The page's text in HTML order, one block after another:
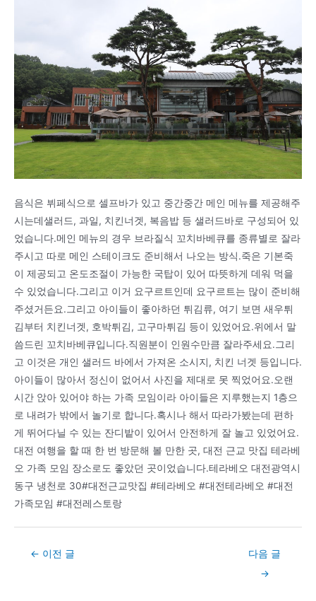
음식은 뷔페식으로 셀프바가 있고 중간중간 메인 메뉴를 제공해주
시는데샐러드, 과일, 치킨너겟, 복음밥 등 샐러드바로 구성되어 있
었습니다.메인 메뉴의 경우 브라질식 꼬치바베큐를 종류별로 잘라
주시고 따로 메인 스테이크도 준비해서 나오는 방식.죽은 기본죽
이 제공되고 온도조절이 가능한 국탑이 있어 따뜻하게 데워 먹을
수 있었습니다.그리고 이거 요구르트인데 요구르트는 많이 준비해
주셨거든요.그리고 아이들이 좋아하던 튀김류, 여기 보면 새우튀
김부터 치킨너겟, 호박튀김, 고구마튀김 등이 있었어요.위에서 말
씀드린 꼬치바베큐입니다.직원분이 인원수만큼 잘라주세요.그리
고 이것은 개인 샐러드 바에서 가져온 소시지, 치킨 너겟 등입니다.
아이들이 많아서 정신이 없어서 사진을 제대로 못 찍었어요.오랜
시간 앉아 있어야 하는 가족 모임이라 아이들은 지루했는지 1층으
로 내려가 밖에서 놀기로 합니다.혹시나 해서 따라가봤는데 편하
게 뛰어다닐 수 있는 잔디밭이 있어서 안전하게 잘 놀고 있었어요.
대전 여행을 할 때 한 번 방문해 볼 만한 곳, 대전 근교 맛집 테라베
오 가족 모임 장소로도 좋았던 곳이었습니다.테라베오 대전광역시
동구 냉천로 30#대전근교맛집 #테라베오 #대전테라베오 #대전
가족모임 #대전레스토랑
Post← 이전 글
다음 글
→